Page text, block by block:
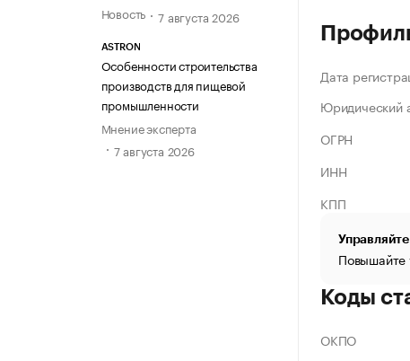
Новость
7 августа 2026
ASTRON
Особенности строительства
производств для пищевой
промышленности
Мнение эксперта
7 августа 2026
Дата
Юридический
ОГРН
ИНН
КПП
Повышайте
Коды
ОКПО